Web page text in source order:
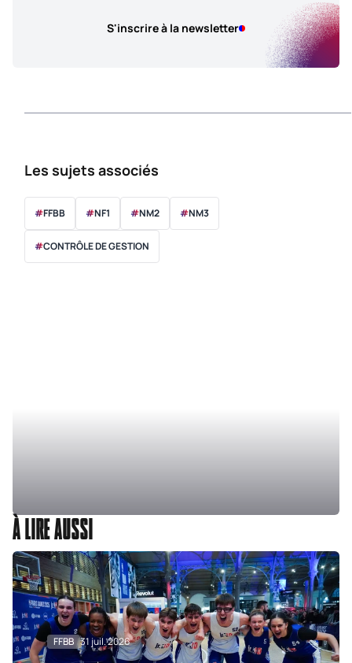
S'inscrire à la newsletter
Les sujets associés
#FFBB #NF1 #NM2 #NM3
#CONTRÔLE DE GESTION
À LIRE AUSSI
FFBB 31 juil. 2026